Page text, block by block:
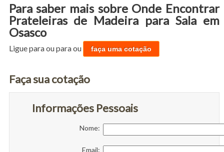
Para saber mais sobre Onde Encontrar
Prateleiras de Madeira para Sala em
Osasco
Ligue paraou paraou faça uma cotação
Faça sua cotação
Informações Pessoais
Nome:
Email: